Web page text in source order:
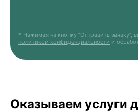
* Нажимая на кнопку “Отправить заявку”,
политикой конфиденциальности и
Оказываем услуги